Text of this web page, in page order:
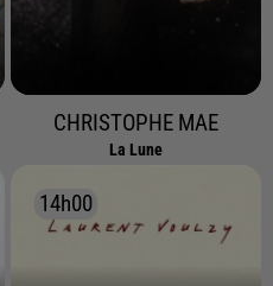
CHRISTOPHE MAE
La Lune
14h00
14h00